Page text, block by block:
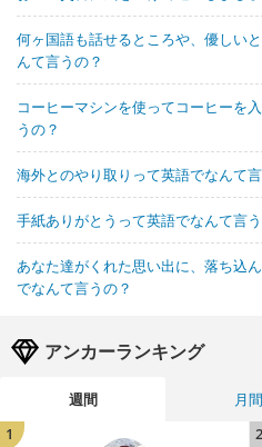
何ヶ国語も話せるところや、優しい
んて言うの？
コーヒーマシンを使ってコーヒーを
うの？
海外とのやり取りって英語でなんて
手紙ありがとうって英語でなんて言
あなた達がくれた思い出に、落ち込
でなんて言うの？
アンカーランキング
週間 月間
1
2